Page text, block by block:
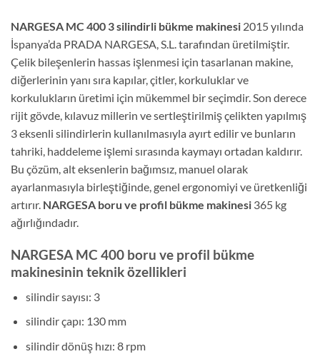
NARGESA MC 400 3 silindirli bükme makinesi 2015 yılında
İspanya’da PRADA NARGESA, S.L. tarafından üretilmiştir.
Çelik bileşenlerin hassas işlenmesi için tasarlanan makine,
diğerlerinin yanı sıra kapılar, çitler, korkuluklar ve
korkulukların üretimi için mükemmel bir seçimdir. Son derece
rijit gövde, kılavuz millerin ve sertleştirilmiş çelikten yapılmış
3 eksenli silindirlerin kullanılmasıyla ayırt edilir ve bunların
tahriki, haddeleme işlemi sırasında kaymayı ortadan kaldırır.
Bu çözüm, alt eksenlerin bağımsız, manuel olarak
ayarlanmasıyla birleştiğinde, genel ergonomiyi ve üretkenliği
artırır. NARGESA boru ve profil bükme makinesi 365 kg
ağırlığındadır.
NARGESA MC 400 boru ve profil bükme
makinesinin teknik özellikleri
silindir sayısı: 3
silindir çapı: 130 mm
silindir dönüş hızı: 8 rpm